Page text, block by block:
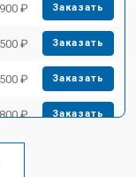
₽ Заказать
₽ Заказать
₽ Заказать
₽ Заказать